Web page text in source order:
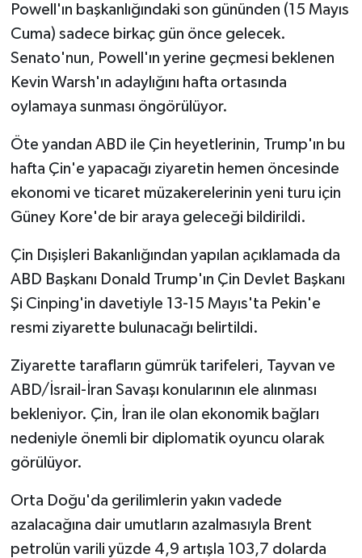
Powell'ın başkanlığındaki son gününden (15 Mayıs
Cuma) sadece birkaç gün önce gelecek.
Senato'nun, Powell'ın yerine geçmesi beklenen
Kevin Warsh'ın adaylığını hafta ortasında
oylamaya sunması öngörülüyor.
Öte yandan ABD ile Çin heyetlerinin, Trump'ın bu
hafta Çin'e yapacağı ziyaretin hemen öncesinde
ekonomi ve ticaret müzakerelerinin yeni turu için
Güney Kore'de bir araya geleceği bildirildi.
Çin Dışişleri Bakanlığından yapılan açıklamada da
ABD Başkanı Donald Trump'ın Çin Devlet Başkanı
Şi Cinping'in davetiyle 13-15 Mayıs'ta Pekin'e
resmi ziyarette bulunacağı belirtildi.
Ziyarette tarafların gümrük tarifeleri, Tayvan ve
ABD/İsrail-İran Savaşı konularının ele alınması
bekleniyor. Çin, İran ile olan ekonomik bağları
nedeniyle önemli bir diplomatik oyuncu olarak
görülüyor.
Orta Doğu'da gerilimlerin yakın vadede
azalacağına dair umutların azalmasıyla Brent
petrolün varili yüzde 4,9 artışla 103,7 dolarda